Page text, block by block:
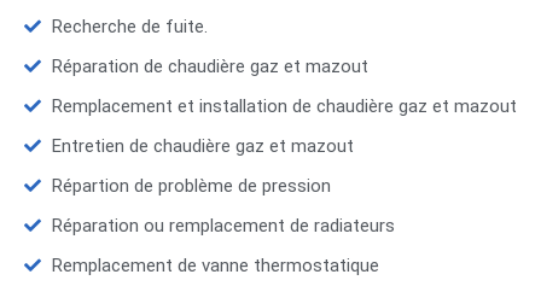
Recherche de fuite.
Réparation de chaudière gaz et mazout
Remplacement et installation de chaudière gaz et mazout
Entretien de chaudière gaz et mazout
Répartion de problème de pression
Réparation ou remplacement de radiateurs
Remplacement de vanne thermostatique